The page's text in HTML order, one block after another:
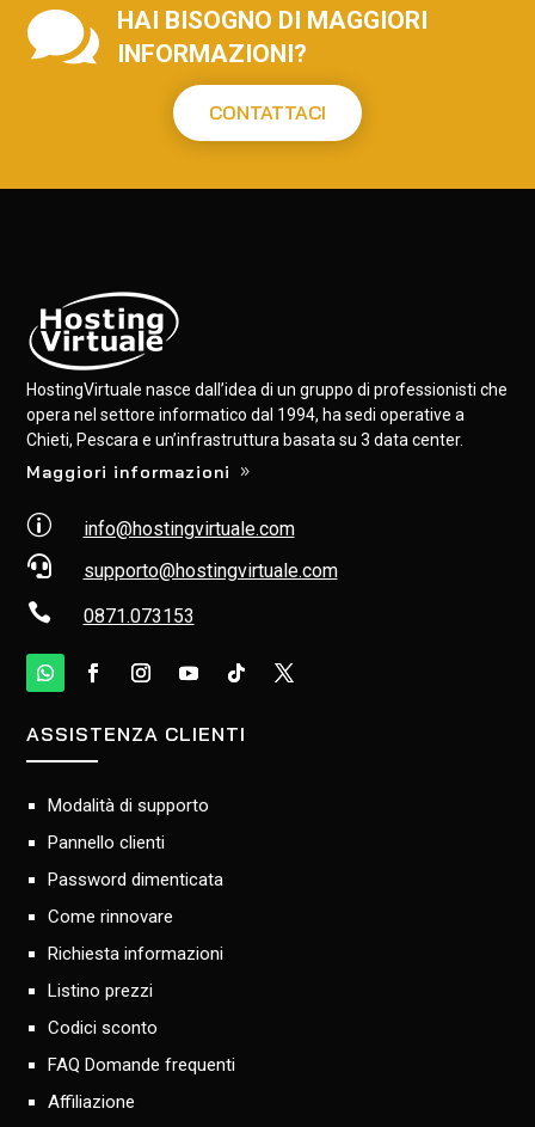

HAI BISOGNO DI MAGGIORI
INFORMAZIONI?
CONTATTACI
HostingVirtuale nasce dall’idea di un gruppo di professionisti che
opera nel settore informatico dal 1994, ha sedi operative a
Chieti, Pescara e un’infrastruttura basata su 3 data center.
Maggiori informazioni
p info@hostingvirtuale.com
 supporto@hostingvirtuale.com
 0871.073153
ASSISTENZA CLIENTI
Modalità di supporto
Pannello clienti
Password dimenticata
Come rinnovare
Richiesta informazioni
Listino prezzi
Codici sconto
FAQ Domande frequenti
Affiliazione